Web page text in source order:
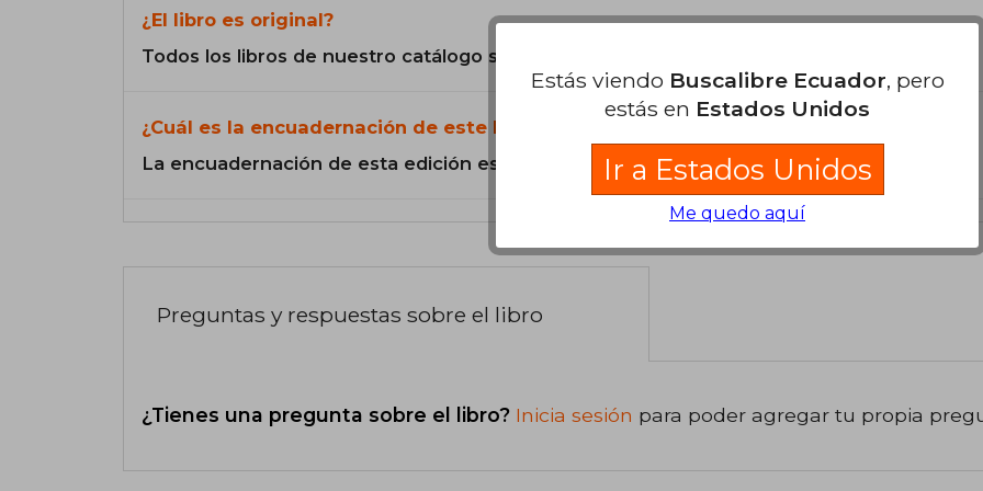
¿El libro es original?
Todos los libros de nuestro catálogo son Originales.
¿Cuál es la encuadernación de este libro?
La encuadernación de esta edición es Tapa Blanda.
Preguntas y respuestas sobre el libro
¿Tienes una pregunta sobre el libro? Inicia sesión para poder agregar tu propia
Estás viendo Buscalibre Ecuador, pero
estás en Estados Unidos
Ir a Estados Unidos
Me quedo aquí